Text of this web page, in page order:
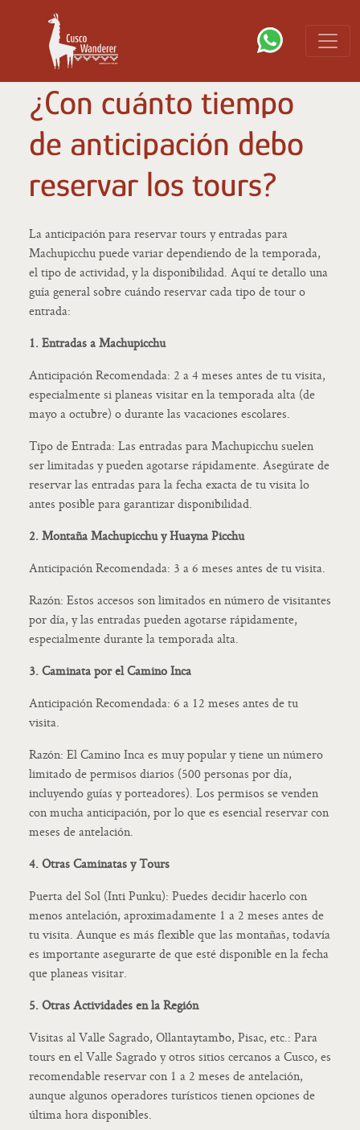
¿Con cuánto tiempo
de anticipación debo
reservar los tours?
La anticipación para reservar tours y entradas para
Machupicchu puede variar dependiendo de la temporada,
el tipo de actividad, y la disponibilidad. Aquí te detallo una
guía general sobre cuándo reservar cada tipo de tour o
entrada:
1. Entradas a Machupicchu
Anticipación Recomendada: 2 a 4 meses antes de tu visita,
especialmente si planeas visitar en la temporada alta (de
mayo a octubre) o durante las vacaciones escolares.
Tipo de Entrada: Las entradas para Machupicchu suelen
ser limitadas y pueden agotarse rápidamente. Asegúrate de
reservar las entradas para la fecha exacta de tu visita lo
antes posible para garantizar disponibilidad.
2. Montaña Machupicchu y Huayna Picchu
Anticipación Recomendada: 3 a 6 meses antes de tu visita.
Razón: Estos accesos son limitados en número de visitantes
por día, y las entradas pueden agotarse rápidamente,
especialmente durante la temporada alta.
3. Caminata por el Camino Inca
Anticipación Recomendada: 6 a 12 meses antes de tu
visita.
Razón: El Camino Inca es muy popular y tiene un número
limitado de permisos diarios (500 personas por día,
incluyendo guías y porteadores). Los permisos se venden
con mucha anticipación, por lo que es esencial reservar con
meses de antelación.
4. Otras Caminatas y Tours
Puerta del Sol (Inti Punku): Puedes decidir hacerlo con
menos antelación, aproximadamente 1 a 2 meses antes de
tu visita. Aunque es más flexible que las montañas, todavía
es importante asegurarte de que esté disponible en la fecha
que planeas visitar.
5. Otras Actividades en la Región
Visitas al Valle Sagrado, Ollantaytambo, Pisac, etc.: Para
tours en el Valle Sagrado y otros sitios cercanos a Cusco, es
recomendable reservar con 1 a 2 meses de antelación,
aunque algunos operadores turísticos tienen opciones de
última hora disponibles.